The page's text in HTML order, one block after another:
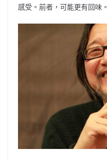
感受。前者，可能更有回味。